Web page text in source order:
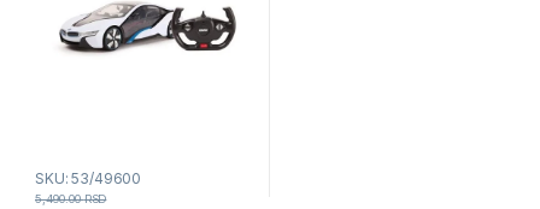
SKU: 53/49600
5,490.00RSD